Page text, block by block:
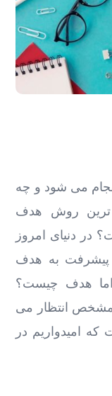
می شود و چه
ترین روش هدف
در دنیای امروز
پیشرفت به هدف
اما هدف چیست؟
مشخص انتظار می
امیدواریم در